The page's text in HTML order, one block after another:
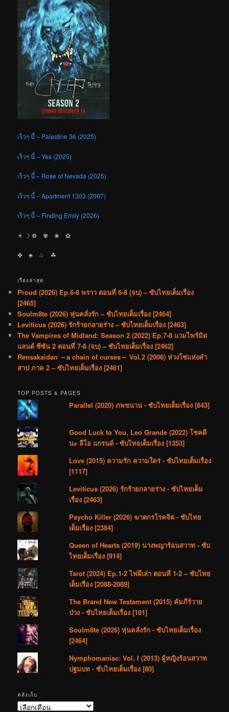
เร็วๆ นี้ – Palestine 36 (2025)
เร็วๆ นี้ – Yes (2025)
เร็วๆ นี้ – Rose of Nevada (2025)
เร็วๆ นี้ – Apartment 1303 (2007)
เร็วๆ นี้ – Finding Emily (2026)
☀︎ ☽ ❁ ✾ ❀ ✿
✤ ♣︎ ♧ ☘︎
เรื่องล่าสุด
Proud (2026) Ep.6-8 พราว ตอนที่ 6-8 (จบ) – ซับไทยเต็มเรื่อง
[2465]
Soulm8te (2026) หุ่นคลั่งรัก – ซับไทยเต็มเรื่อง [2464]
Leviticus (2026) รักร้ายกลายร่าง – ซับไทยเต็มเรื่อง [2463]
The Vampires of Midland: Season 2 (2022) Ep.7-8 แวมไพร์มิด
แลนด์ ซีซัน 2 ตอนที่ 7-8 (จบ) – ซับไทยเต็มเรื่อง [2462]
Rensakaidan ～a chain of curses～ Vol.2 (2006) ห่วงโซ่แห่งคำ
สาป ภาค 2 – ซับไทยเต็มเรื่อง [2461]
TOP POSTS & PAGES
Parallel (2020) ภพขนาน - ซับไทยเต็มเรื่อง [843]
Good Luck to You, Leo Grande (2022) โชคดี
นะ ลีโอ แกรนด์ - ซับไทยเต็มเรื่อง [1353]
Love (2015) ความรัก ความใคร่ - ซับไทยเต็มเรื่อง
[1117]
Leviticus (2026) รักร้ายกลายร่าง - ซับไทยเต็ม
เรื่อง [2463]
Psycho Killer (2026) ฆาตกรโรคจิต - ซับไทย
เต็มเรื่อง [2384]
Queen of Hearts (2019) นางพญาร้อนสวาท - ซับ
ไทยเต็มเรื่อง [914]
Tarot (2024) Ep.1-2 ไพ่ผีเล่า ตอนที่ 1-2 – ซับไทย
เต็มเรื่อง [2088-2089]
The Brand New Testament (2015) คัมภีร์วาย
ป่วง - ซับไทยเต็มเรื่อง [181]
Soulm8te (2026) หุ่นคลั่งรัก - ซับไทยเต็มเรื่อง
[2464]
Nymphomaniac: Vol. I (2013) ผู้หญิงร้อนสวาท
ปฐมบท - ซับไทยเต็มเรื่อง [80]
คลังเก็บ
คลัง